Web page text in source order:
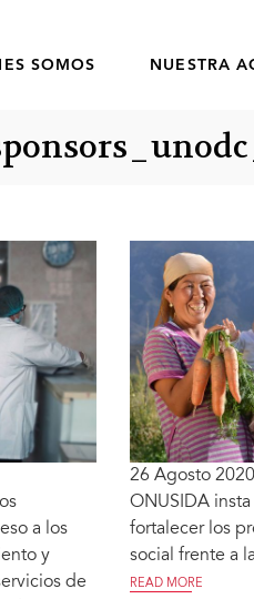
SOMOS NUESTRA
a los
y
de
26 Agosto 2020
ONUSIDA
fortalecer los
social frente a
READ MORE